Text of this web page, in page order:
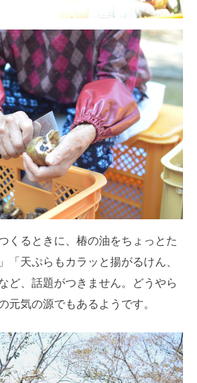
くるときに、椿の油をちょっとた
「天ぷらもカラッと揚がるけん、
ど、話題がつきません。どうやら
元気の源でもあるようです。